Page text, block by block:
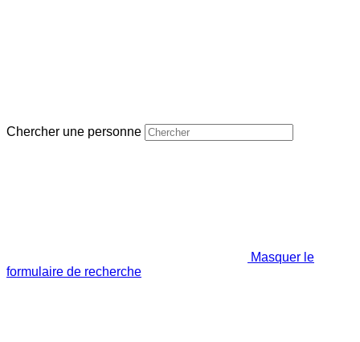
Chercher une personne
Masquer le
formulaire de recherche